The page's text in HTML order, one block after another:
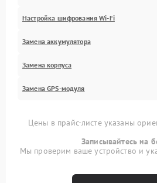
Настройка шифрования Wi-Fi
Замена аккумулятора
Замена корпуса
Замена GPS-модуля
Цены в прайс-листе указаны
Записывайтесь на
Мы проверим ваше устройство и